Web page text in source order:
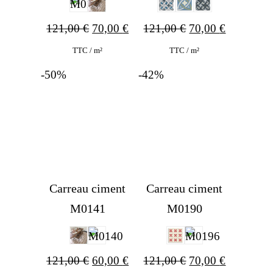
121,00€ Ursprünglicher
Preis
70,00€Aktueller
TTC / m²
121,00€ Ursprünglicher
Preis
70,00€Aktueller
TTC / m²
-50%
Carreau ciment
M0141
121,00€ Ursprünglicher
60,00€Aktueller
-42%
Carreau ciment
M0190
121,00€ Ursprünglicher
70,00€Aktueller